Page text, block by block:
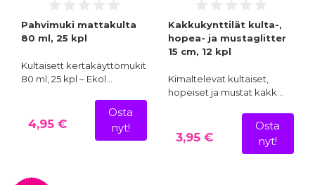
Pahvimuki mattakulta
80 ml, 25 kpl
Kultaisett kertakäyttömukit
80 ml, 25 kpl – Ekol…
4,95 €
Osta
nyt!
Kakkukynttilät kulta-,
hopea- ja mustaglitter
15 cm, 12 kpl
Kimaltelevat kultaiset,
hopeiset ja mustat kakk…
3,95 €
Osta
nyt!